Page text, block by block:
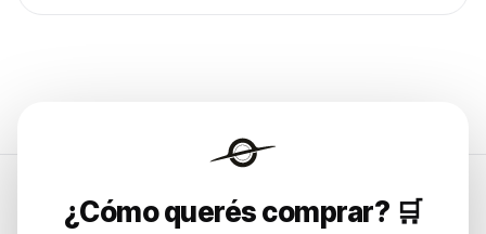
¿Cómo querés comprar? 🛒